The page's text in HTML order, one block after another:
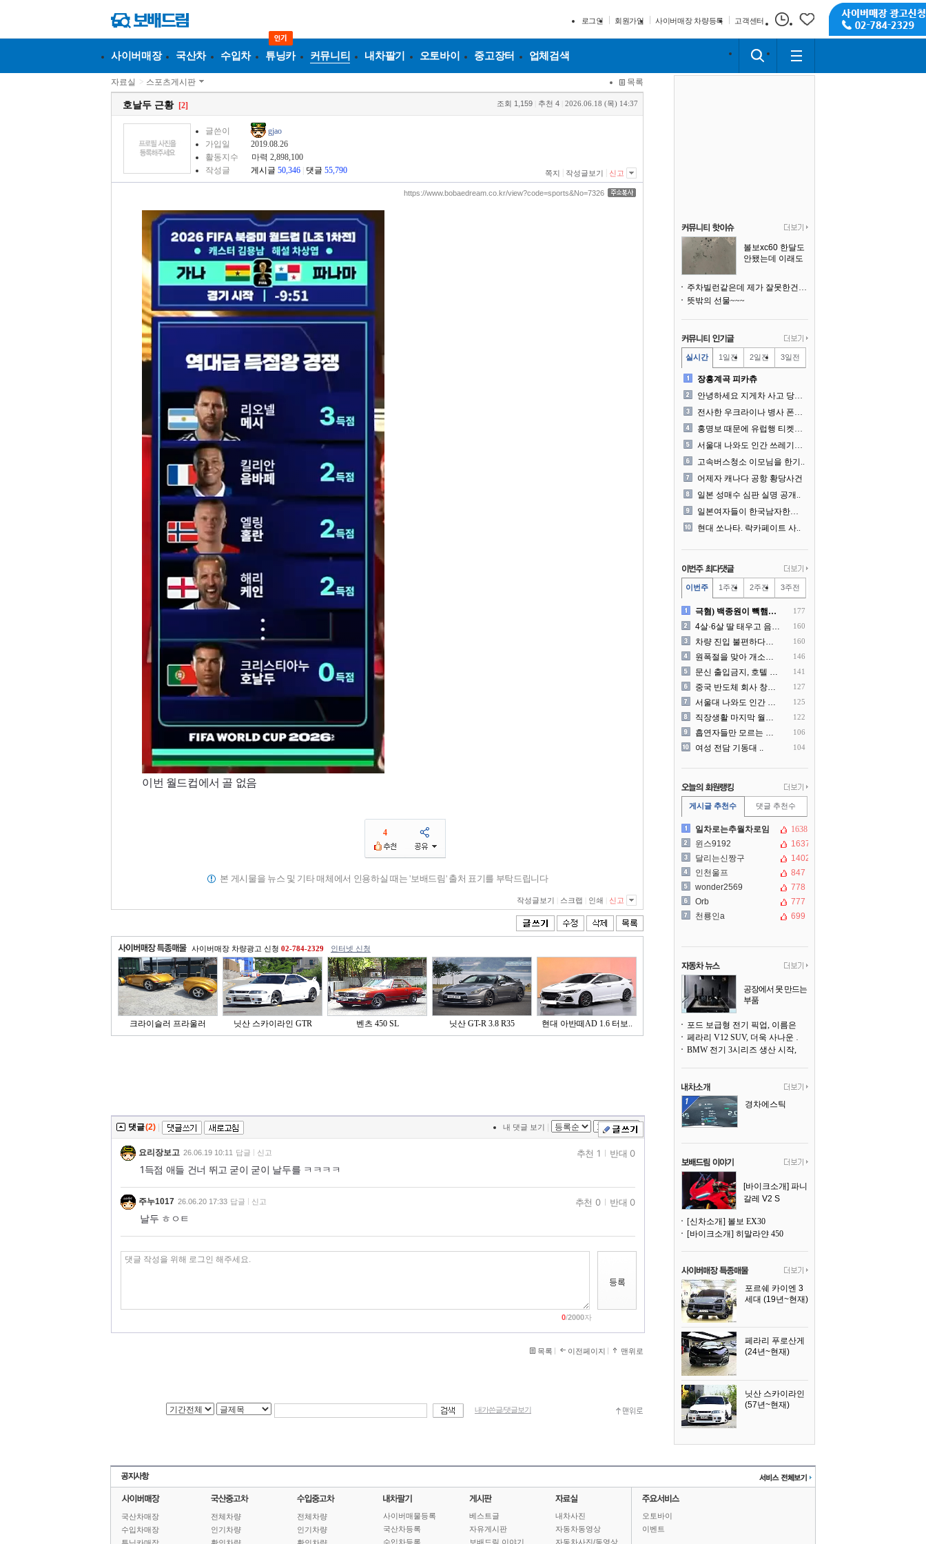
로그인 회원가입 사이버매장 차량등록 고객센터
사이버매장 국산차 수입차 튜닝카 커뮤니티 내차팔기 오토바이 중고장터 업체검색
자료실 > 스포츠게시판 목록
호날두 근황 [2] 조회 1,159 추천 4 2026.06.18 (목) 14:37
글쓴이
gjao
가입일
2019.08.26
활동지수
마력 2,898,100
작성글
게시글 50,346 댓글 55,790 쪽지 작성글보기 신고
https://www.bobaedream.co.kr/view?code=sports&No=7326
이번 월드컵에서 골 없음
4
본 게시물을 뉴스 및 기타 매체에서 인용하실 때는 '보배드림' 출처 표기를 부탁드립니다
작성글보기 스크랩 인쇄 신고
사이버매장 차량광고 신청 02-784-2329 인터넷 신청
크라이슬러 프라울러 닛산 스카이라인 GTR 벤츠 450 SL 닛산 GT-R 3.8 R35 현대 아반떼AD 1.6 터보..
댓글(2) 내 댓글 보기
요리장보고 26.06.19 10:11 답글 신고
1득점 애들 건너 뛰고 굳이 굳이 날두를 ㅋㅋㅋㅋ
추천 1 반대 0
주누1017 26.06.20 17:33 답글 신고
날두 ㅎㅇㅌ
추천 0 반대 0
0/2000자
목록 이전페이지 맨위로
내가쓴글/댓글보기
볼보xc60 한달도
안됐는데 이래도
주차빌런같은데 제가 잘못한건가요
뜻밖의 선물~~~
실시간 1일전 2일전 3일전
장흥계곡 피카츄
안녕하세요 지게차 사고 당사..
전사한 우크라이나 병사 폰에..
홍명보 때문에 유럽행 티켓을..
서울대 나와도 인간 쓰레기일..
고속버스청소 이모님을 한기..
어제자 캐나다 공항 황당사건
일본 성매수 심판 실명 공개..
일본여자들이 한국남자한테 감..
현대 쏘나타. 락카페이트 사..
이번주 1주전 2주전 3주전
극혐) 백종원이 빽햄과 함께.. 177
4살·6살 딸 태우고 음주운.. 160
차량 진입 불편하다고 도로 .. 160
원폭절을 맞아 개소리를 늘어.. 146
문신 출입금지, 호텔 헬스장.. 141
중국 반도체 회사 창신메모리.. 127
서울대 나와도 인간 쓰레기일.. 125
직장생활 마지막 월급 명세서 122
흡연자들만 모르는 냄새 ㄷㄷ 106
여성 전담 기동대 .. 104
게시글 추천수 댓글 추천수
일차로는추월차로임
1638
윈스9192
1637
달리는신짱구
1402
인천울프
847
wonder2569
778
Orb
777
천룡인a
699
공장에서 못 만드는
부품
어낸다
페라리 V12 SUV, 더욱 사나운 얼굴로 돌아온다
경차에스틱
[바이크소개] 파니
갈레 V2 S
[신차소개] 볼보 EX30
[바이크소개] 히말라얀 450
포르쉐 카이엔 3
세대 (19년~현재)
페라리 푸로산게
(24년~현재)
닛산 스카이라인
(57년~현재)
국산차매장
수입차매장
전체차량
인기차량
전체차량
인기차량
사이버매물등록
국산차등록
수입차등록
베스트글
자유게시판
보배드림 이야기
내차사진
자동차동영상
자동차사진/동영상
오토바이
이벤트